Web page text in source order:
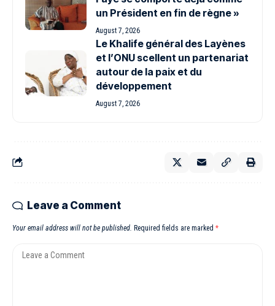
un Président en fin de règne »
August 7, 2026
Le Khalife général des Layènes
et l’ONU scellent un partenariat
autour de la paix et du
développement
August 7, 2026
Leave a Comment
Your email address will not be published. Required fields are marked *